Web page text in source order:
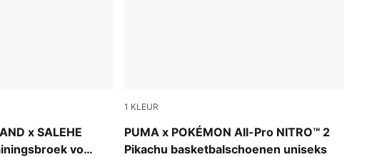
x SALEHE
voor
1 KLEUR
PUMA x POKÉMON All-Pro NITRO™ 2
Pikachu basketbalschoenen uniseks
Sun Ray Yellow-Red Glamour